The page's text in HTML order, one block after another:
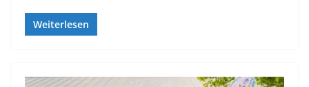
Weiterlesen